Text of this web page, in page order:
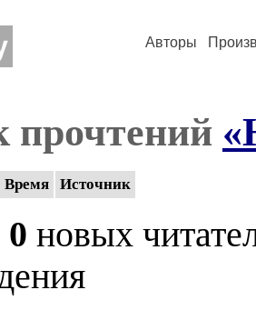
Авторы
прочтений
Время Источник
0 новых